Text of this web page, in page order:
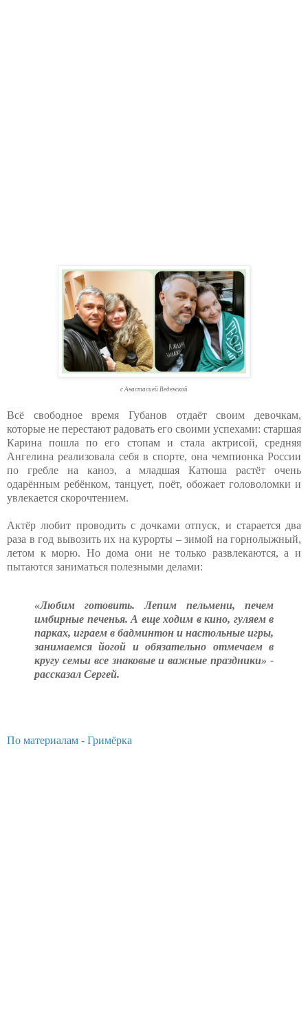
с Анастасией Веденской
Всё свободное время Губанов отдаёт своим девочкам,
которые не перестают радовать его своими успехами: старшая
Карина пошла по его стопам и стала актрисой, средняя
Ангелина реализовала себя в спорте, она чемпионка России
по гребле на каноэ, а младшая Катюша растёт очень
одарённым ребёнком, танцует, поёт, обожает головоломки и
увлекается скорочтением.
Актёр любит проводить с дочками отпуск, и старается два
раза в год вывозить их на курорты – зимой на горнолыжный,
летом к морю. Но дома они не только развлекаются, а и
пытаются заниматься полезными делами:
«Любим готовить. Лепим пельмени, печем
имбирные печенья. А еще ходим в кино, гуляем в
парках, играем в бадминтон и настольные игры,
занимаемся йогой и обязательно отмечаем в
кругу семьи все знаковые и важные праздники» -
рассказал Сергей.
По материалам - Гримёрка